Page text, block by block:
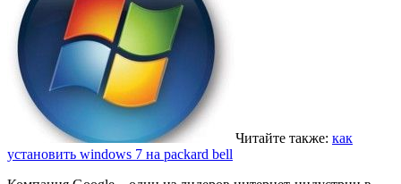
Читайте также: как
установить windows 7 на packard bell